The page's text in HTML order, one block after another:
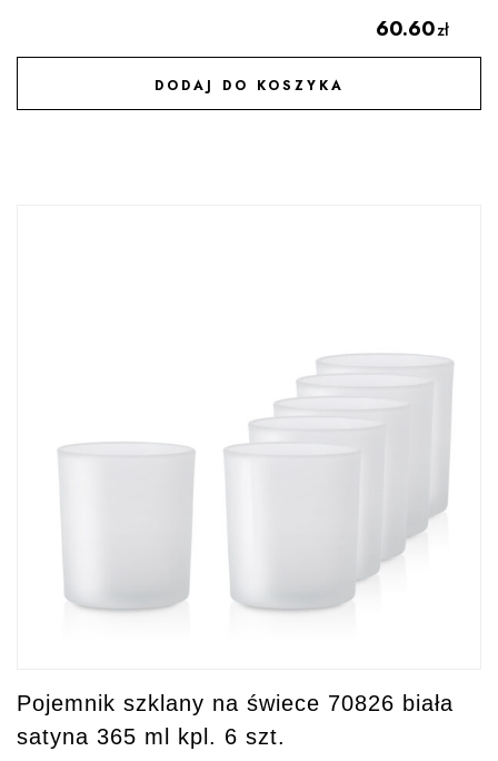
60.60zł
DODAJ DO KOSZYKA
DODAJ DO ULUBIONYCH
Pojemnik szklany na świece 70826 biała
satyna 365 ml kpl. 6 szt.